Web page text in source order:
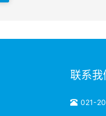
联系我
021-